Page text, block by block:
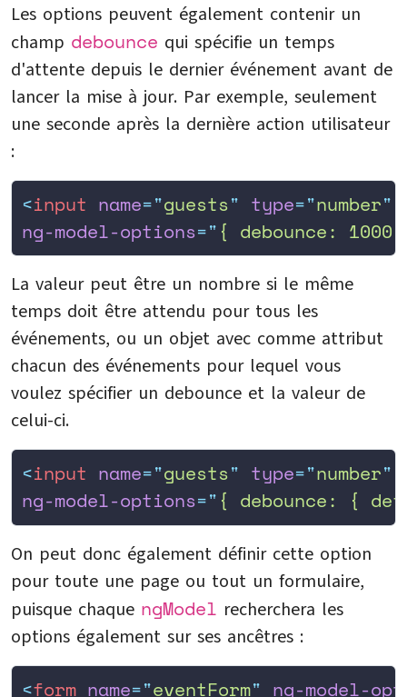
Les options peuvent également contenir un
champ debounce qui spécifie un temps
d'attente depuis le dernier événement avant de
lancer la mise à jour. Par exemple, seulement
une seconde après la dernière action utilisateur
:
<input name="guests" type="number"
ng-model-options=" { debounce: 1000
La valeur peut être un nombre si le même
temps doit être attendu pour tous les
événements, ou un objet avec comme attribut
chacun des événements pour lequel vous
voulez spécifier un debounce et la valeur de
celui-ci.
<input name="guests" type="number"
ng-model-options=" { debounce: {
On peut donc également définir cette option
pour toute une page ou tout un formulaire,
puisque chaque ngModel recherchera les
options également sur ses ancêtres :
<form name="eventForm" ng-model-